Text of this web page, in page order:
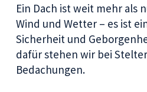
Ein Dach ist weit mehr als
Wind und Wetter – es ist
Sicherheit und
dafür stehen wir bei
Bedachungen.